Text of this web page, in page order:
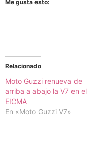
Me gusta esto:
Relacionado
Moto Guzzi renueva de
arriba a abajo la V7 en el
EICMA
En «Moto Guzzi V7»